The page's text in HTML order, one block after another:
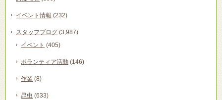
イベント情報 (232)
スタッフブログ (3,987)
イベント (405)
ボランティア活動 (146)
作業 (8)
昆虫 (633)